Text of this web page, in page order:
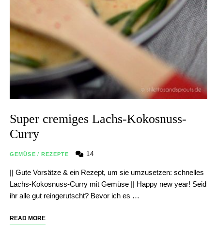
Super cremiges Lachs-Kokosnuss-
Curry
GEMÜSE / REZEPTE 14
|| Gute Vorsätze & ein Rezept, um sie umzusetzen: schnelles
Lachs-Kokosnuss-Curry mit Gemüse || Happy new year! Seid
ihr alle gut reingerutscht? Bevor ich es …
READ MORE